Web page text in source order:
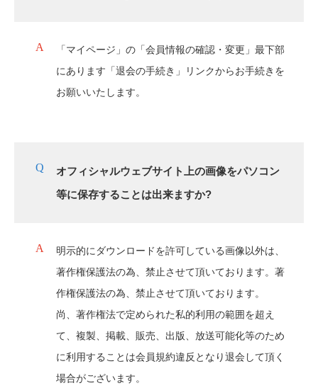
「マイページ」の「会員情報の確認・変更」最下部
にあります「退会の手続き」リンクからお手続きを
お願いいたします。
オフィシャルウェブサイト上の画像をパソコン
等に保存することは出来ますか?
明示的にダウンロードを許可している画像以外は、
著作権保護法の為、禁止させて頂いております。著
作権保護法の為、禁止させて頂いております。
尚、著作権法で定められた私的利用の範囲を超え
て、複製、掲載、販売、出版、放送可能化等のため
に利用することは会員規約違反となり退会して頂く
場合がございます。